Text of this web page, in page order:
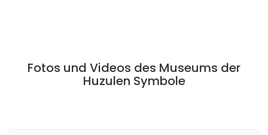
Fotos und Videos des Museums der
Huzulen Symbole